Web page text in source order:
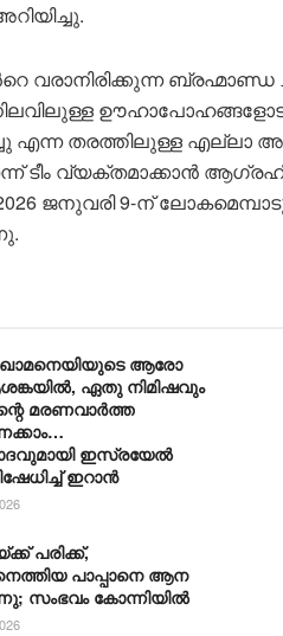
വരാനിരിക്കുന്ന ബ്രഹ്മാണ്ഡ
ഊഹാപോഹങ്ങളോട്
എന്ന തരത്തിലുള്ള
ടീം വ്യക്തമാക്കാൻ
ജനുവരി 9-ന്
ആരോ​
ഏതു നിമിഷവും
മരണവാർത്ത
ഇസ്രയേൽ
ഇറാൻ
പരിക്ക്,
പാപ്പാനെ ആന
സംഭവം കോന്നിയിൽ